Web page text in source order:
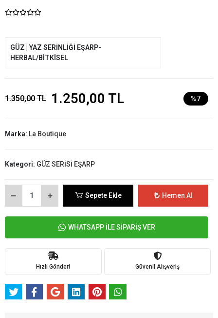
GÜZ | YAZ SERİNLİĞİ EŞARP-
HERBAL/BİTKİSEL
1.350,00 TL 1.250,00 TL %7
Marka: La Boutique
Kategori: GÜZ SERİSİ EŞARP
Sepete Ekle Hemen Al
WHATSAPP İLE SİPARİŞ VER
Hızlı Gönderi Güvenli Alışveriş